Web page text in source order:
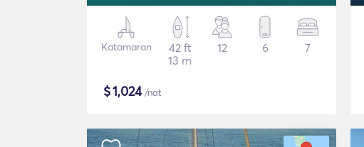
Katamaran
42 ft
13 m
12 6 7
$1,024/nat